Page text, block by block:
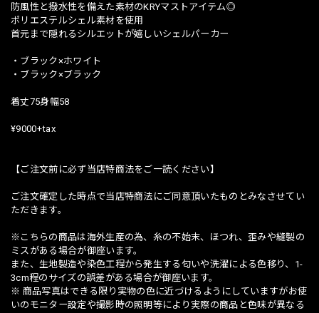
防風性と撥水性を備えた素材のKRYマストアイテム◎
ポリエステルシェル素材を使用
首元まで隠れるシルエットが嬉しいシェルパーカー
・ブラック×ホワイト
・ブラック×ブラック
着丈75身幅58
¥9000+tax
【ご注文前に必ず当店特商法をご一読ください】
ご注文確定した時点で当店特商法にご同意頂いたものとみなさせてい
ただきます。
※こちらの商品は海外生産の為、糸の不始末、ほつれ、歪みや縫製の
ミスがある場合が御座います。
また、生地製造や染色工程から発生する匂いや洗濯による色移り、1-
3cm程のサイズの誤差がある場合が御座います。
※ 商品写真はできる限り実物の色に近づけるようにしていますがお使
いのモニター設定や撮影時の照明等により実際の商品と色味が異なる